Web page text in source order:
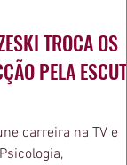
TROCA OS
PELA ESCUTA
carreira na TV e